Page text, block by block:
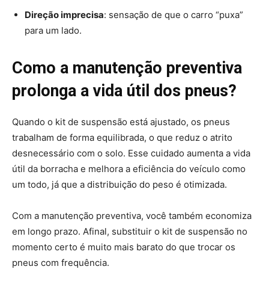
Direção imprecisa: sensação de que o carro “puxa”
para um lado.
Como a manutenção preventiva
prolonga a vida útil dos pneus?
Quando o kit de suspensão está ajustado, os pneus
trabalham de forma equilibrada, o que reduz o atrito
desnecessário com o solo. Esse cuidado aumenta a vida
útil da borracha e melhora a eficiência do veículo como
um todo, já que a distribuição do peso é otimizada.
Com a manutenção preventiva, você também economiza
em longo prazo. Afinal, substituir o kit de suspensão no
momento certo é muito mais barato do que trocar os
pneus com frequência.